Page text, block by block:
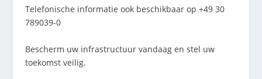
Telefonische informatie ook beschikbaar op +49 30
789039-0
Bescherm uw infrastructuur vandaag en stel uw
toekomst veilig.